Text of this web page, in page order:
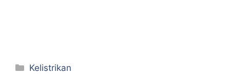
Categories
Kelistrikan